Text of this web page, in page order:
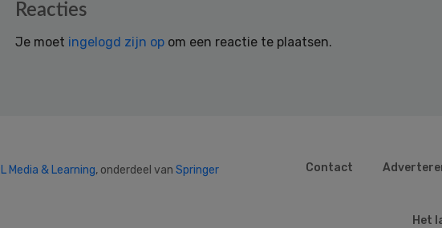
Reacties
Je moet ingelogd zijn op om een reactie te plaatsen.
Media & Learning, onderdeel van Springer
Contact
Het